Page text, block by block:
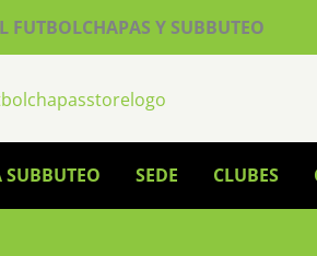
FUTBOLCHAPAS Y SUBBUTEO
SUBBUTEO SEDE CLUBES